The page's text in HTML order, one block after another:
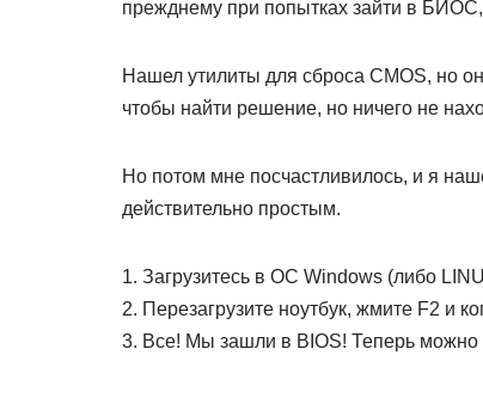
прежднему при попытках зайти в
Нашел утилиты для сброса CMOS, но
чтобы найти решение, но ничего не
Но потом мне посчастливилось, и я
действительно простым.
1. Загрузитесь в ОС Windows (либо
2. Перезагрузите ноутбук, жмите F2 и
3. Все! Мы зашли в BIOS! Теперь можно